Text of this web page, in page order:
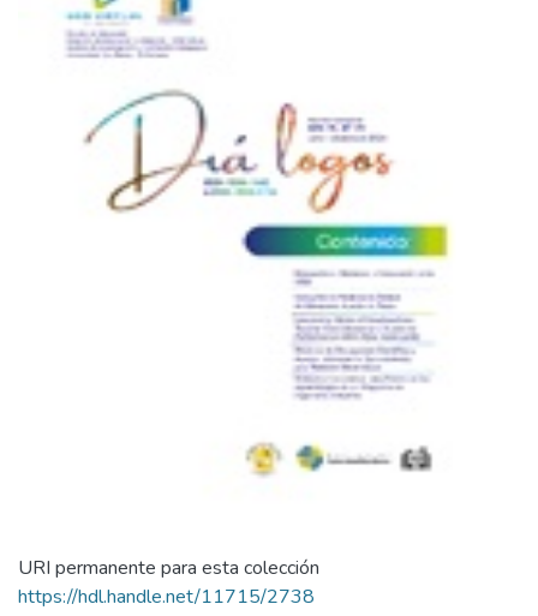
URI permanente para esta colección
https://hdl.handle.net/11715/2738